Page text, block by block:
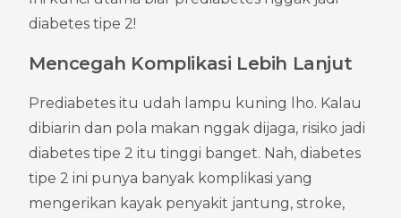
diabetes tipe 2!
Mencegah Komplikasi Lebih Lanjut
Prediabetes itu udah lampu kuning lho. Kalau
dibiarin dan pola makan nggak dijaga, risiko jadi
diabetes tipe 2 itu tinggi banget. Nah, diabetes
tipe 2 ini punya banyak komplikasi yang
mengerikan kayak penyakit jantung, stroke,